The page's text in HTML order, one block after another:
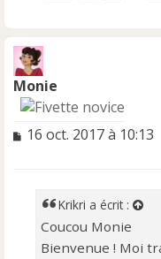
Monie
M
16 oct. 2017 à 10:13
Krikri a écrit :
Coucou Monie
Bienvenue ! Moi